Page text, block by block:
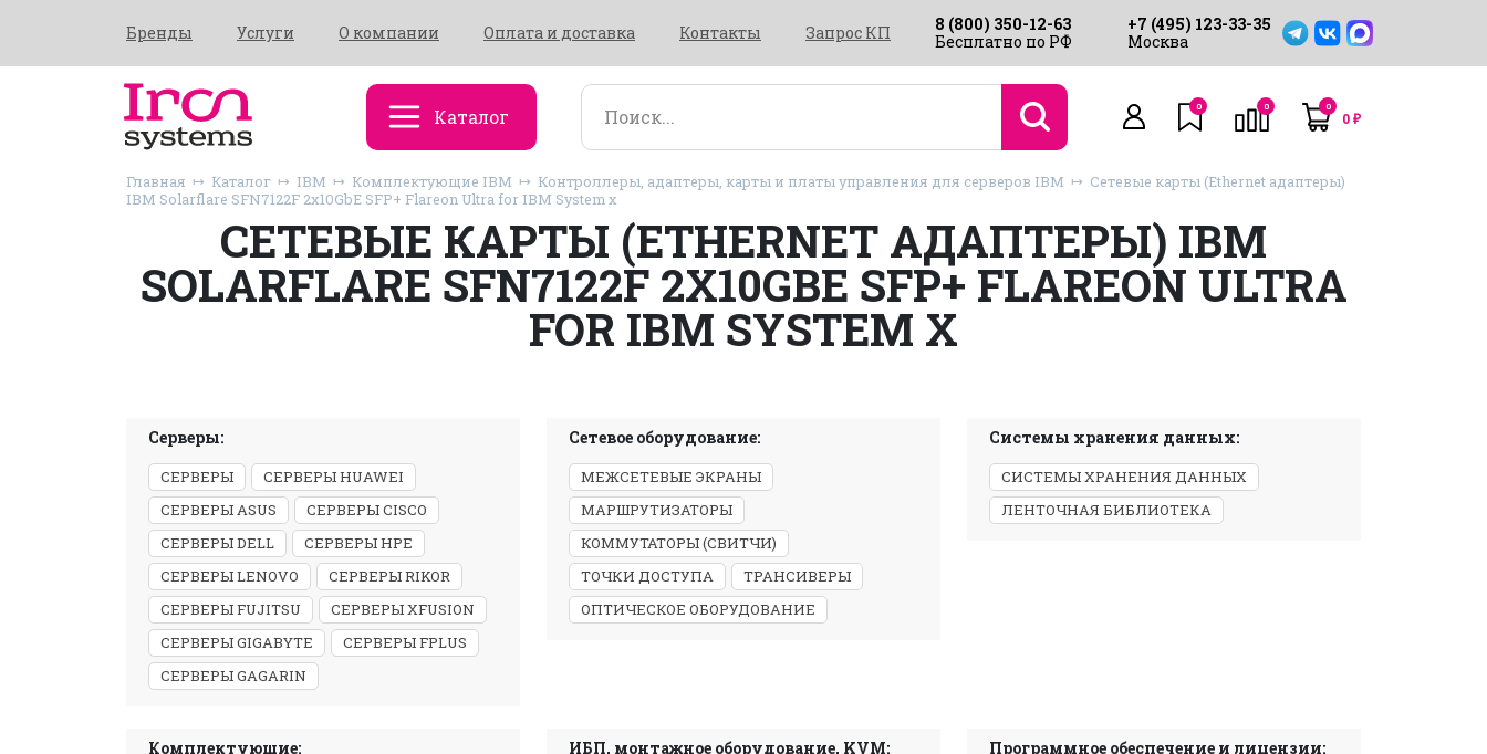
Бренды Услуги О компании Оплата и доставка Контакты Запрос КП
8 (800) 350-12-63
Бесплатно по РФ
+7 (495) 123-33-35
Москва
Каталог 0 0 0
0₽
Главная Каталог IBM Комплектующие IBM Контроллеры, адаптеры, карты и платы управления для серверов IBM
Сетевые карты (Ethernet адаптеры)
IBM Solarflare SFN7122F 2x10GbE SFP+ Flareon Ultra for IBM System x
СЕТЕВЫЕ КАРТЫ (ETHERNET АДАПТЕРЫ) IBM
SOLARFLARE SFN7122F 2X10GBE SFP+ FLAREON ULTRA
FOR IBM SYSTEM X
Серверы:
СЕРВЕРЫ
СЕРВЕРЫ HUAWEI
СЕРВЕРЫ ASUS
СЕРВЕРЫ CISCO
СЕРВЕРЫ DELL
СЕРВЕРЫ HPE
СЕРВЕРЫ LENOVO
СЕРВЕРЫ RIKOR
СЕРВЕРЫ FUJITSU
СЕРВЕРЫ XFUSION
СЕРВЕРЫ GIGABYTE
СЕРВЕРЫ FPLUS
СЕРВЕРЫ GAGARIN
Сетевое оборудование:
МЕЖСЕТЕВЫЕ ЭКРАНЫ
МАРШРУТИЗАТОРЫ
КОММУТАТОРЫ (СВИТЧИ)
ТОЧКИ ДОСТУПА
ТРАНСИВЕРЫ
ОПТИЧЕСКОЕ ОБОРУДОВАНИЕ
Системы хранения данных:
СИСТЕМЫ ХРАНЕНИЯ ДАННЫХ
ЛЕНТОЧНАЯ БИБЛИОТЕКА
Комплектующие: ИБП, монтажное оборудование, KVM: Программное обеспечение и лицензии: